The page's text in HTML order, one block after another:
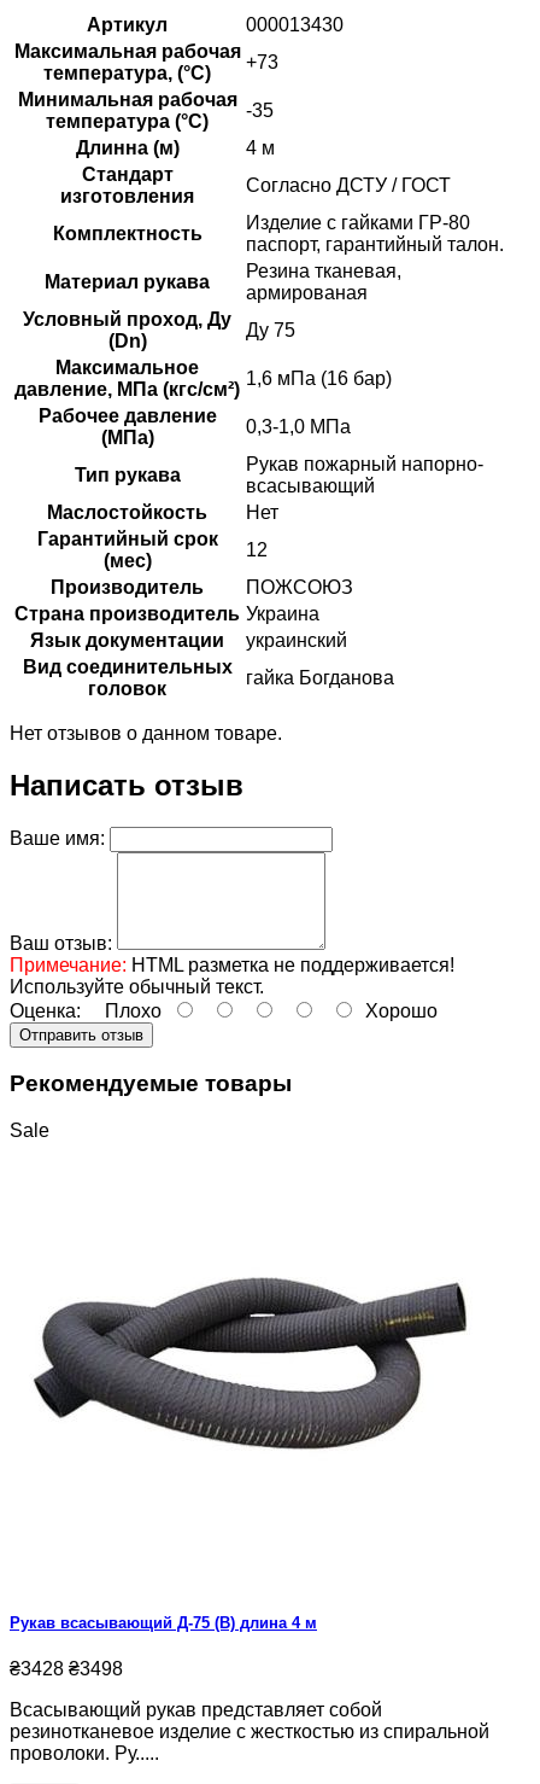
Артикул
000013430
Максимальная рабочая
температура, (°C)
+73
Минимальная рабочая
температура (°C)
-35
Длинна (м)
4 м
Стандарт
изготовления
Согласно ДСТУ / ГОСТ
Комплектность
Изделие с гайками ГР-80
паспорт, гарантийный талон.
Материал рукава
Резина тканевая,
армированая
Условный проход, Ду
(Dn)
Ду 75
Максимальное
давление, МПа (кгс/см²)
1,6 мПа (16 бар)
Рабочее давление
(МПа)
0,3-1,0 МПа
Тип рукава
Рукав пожарный напорно-
всасывающий
Маслостойкость
Нет
Гарантийный срок
(мес)
12
Производитель
ПОЖСОЮЗ
Страна производитель Украина
Язык документации
украинский
Вид соединительных
головок
гайка Богданова
Нет отзывов о данном товаре.
Написать отзыв
Ваше имя:
Ваш отзыв:
Примечание: HTML разметка не поддерживается!
Используйте обычный текст.
Оценка: Плохо Хорошо
Отправить отзыв
Рекомендуемые товары
Sale
Рукав всасывающий Д-75 (В) длина 4 м
₴3428 ₴3498
Всасывающий рукав представляет собой
резинотканевое изделие с жесткостью из спиральной
проволоки. Ру.....